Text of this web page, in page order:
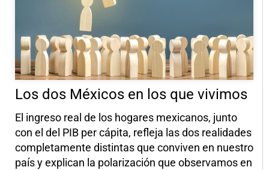
Los dos Méxicos en los que vivimos
El ingreso real de los hogares mexicanos, junto
con el del PIB per cápita, refleja las dos realidades
completamente distintas que conviven en nuestro
país y explican la polarización que observamos en